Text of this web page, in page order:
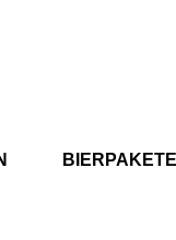
BIERPAKETE